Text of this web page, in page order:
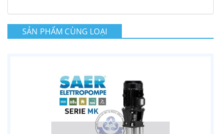
SẢN PHẨM CÙNG LOẠI